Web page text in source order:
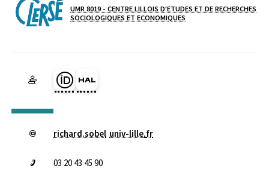
Laboratoire / équipe
UMR 8019 - CENTRE LILLOIS D'ETUDES ET DE RECHERCHES
SOCIOLOGIQUES ET ECONOMIQUES
Page Orcid du membre (Ouverture dans une nouvelle fenêtre)
HAL richard-sobel (Ouverture dans une nouvelle fenêtre)
richard.sobel univ-lille.fr
03 20 43 45 90